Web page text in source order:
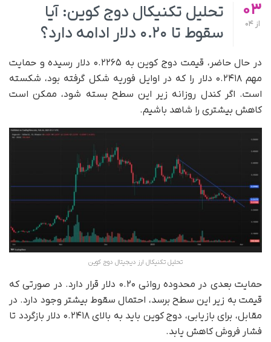
03
از 04
تحلیل تکنیکال دوج کوین: آیا
سقوط تا ۰.۲۰ دلار ادامه دارد؟
در حال حاضر، قیمت دوج کوین به ۰.۲۲۶۵ دلار رسیده و حمایت
مهم ۰.۲۴۱۸ دلار را که در اوایل فوریه شکل گرفته بود، شکسته
است. اگر کندل روزانه زیر این سطح بسته شود، ممکن است
کاهش بیشتری را شاهد باشیم.
تحلیل تکنیکال ارز دیجیتال دوج کوین
حمایت بعدی در محدوده روانی ۰.۲۰ دلار قرار دارد. در صورتی که
قیمت به زیر این سطح برسد، احتمال سقوط بیشتر وجود دارد. در
مقابل، برای بازیابی، دوج کوین باید به بالای ۰.۲۴۱۸ دلار بازگردد تا
فشار فروش کاهش یابد.